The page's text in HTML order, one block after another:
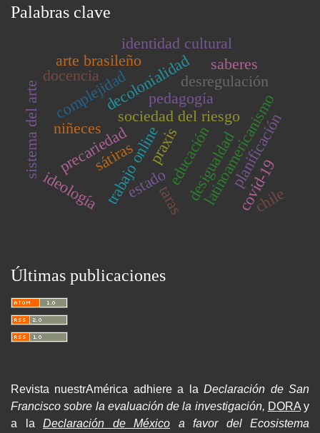
Palabras clave
decolonialidad
complejidad
docencia
sociedad del riesgo
trabajo online
precariedad latinoamericanismo
identidad cultural
educación planificación
pedagogía
praxisdesigualdad
desregulación
covid-19
ideología estado chile
taras
sátiras
niñeces
sistema del arte
arte brasileño saberes
Últimas publicaciones
Revista nuestrAmérica adhiere a laDeclaración de San
Francisco sobre la evaluación de la investigación, DORAy
a la Declaración de México a favor del Ecosistema